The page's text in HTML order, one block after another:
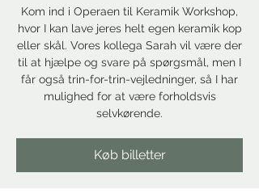
Kom ind i Operaen til Keramik Workshop,
hvor I kan lave jeres helt egen keramik kop
eller skål. Vores kollega Sarah vil være der
til at hjælpe og svare på spørgsmål, men I
får også trin-for-trin-vejledninger, så I har
mulighed for at være forholdsvis
selvkørende.
Køb billetter